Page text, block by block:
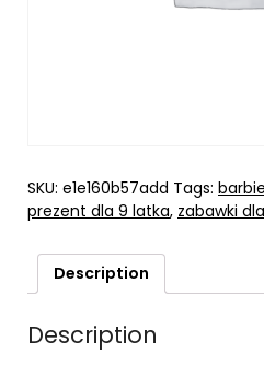
SKU: e1e160b57add Tags:
prezent dla 9 latka, zabawki
Description
Description